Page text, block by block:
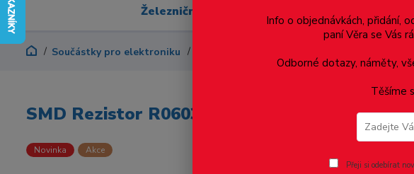
Železniční modelářství Dárkové
Součástky pro elektroniku
SMD Rezistor R0603 15Ω +-1%
Novinka Akce
Info o objednávkách, přidání,
paní Věra se Vás
Odborné dotazy, náměty,
Těšíme
Přeji si odebírat